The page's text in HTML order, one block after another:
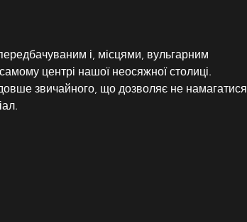
і, місцями, вульгарним
центрі нашої неосяжної столиці.
звичайного, що дозволяє не намагатися